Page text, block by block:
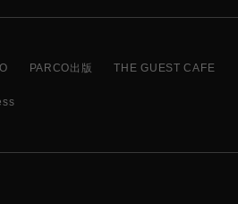
PARCO出版 THE GUEST CAFE